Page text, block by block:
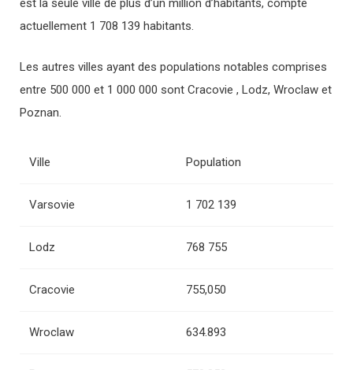
est la seule ville de plus d’un million d’habitants, compte
actuellement 1 708 139 habitants.
Les autres villes ayant des populations notables comprises
entre 500 000 et 1 000 000 sont Cracovie , Lodz, Wroclaw et
Poznan.
Ville Population
Varsovie 1 702 139
Lodz 768 755
Cracovie 755,050
Wroclaw 634.893